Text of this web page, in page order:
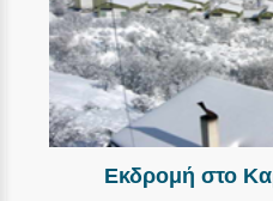
Εκδρομή στο